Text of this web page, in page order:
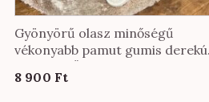
Gyönyörű olasz minőségű
vékonyabb pamut gumis derekú
nadrág KÖZEPES méretben oliva
színben
8 900 Ft